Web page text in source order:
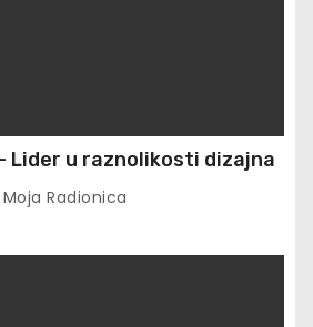
Lider u raznolikosti dizajna
Moja Radionica